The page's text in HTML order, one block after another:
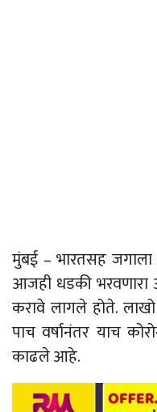
मुंबई – भारतसह जगाला
आजही धडकी
करावे लागले होते.
पाच वर्षानंतर याच
काढले आहे.